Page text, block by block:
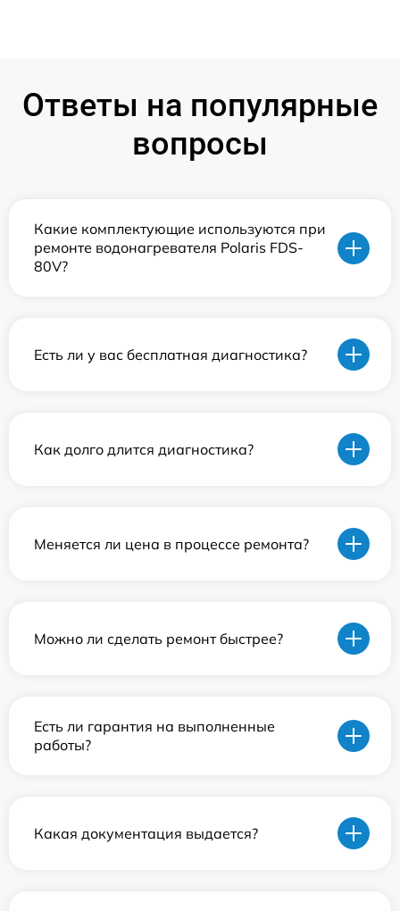
Ответы на популярные
вопросы
Какие комплектующие используются при
ремонте водонагревателя Polaris FDS-
80V?
Есть ли у вас бесплатная диагностика?
Как долго длится диагностика?
Меняется ли цена в процессе ремонта?
Можно ли сделать ремонт быстрее?
Есть ли гарантия на выполненные
работы?
Какая документация выдается?